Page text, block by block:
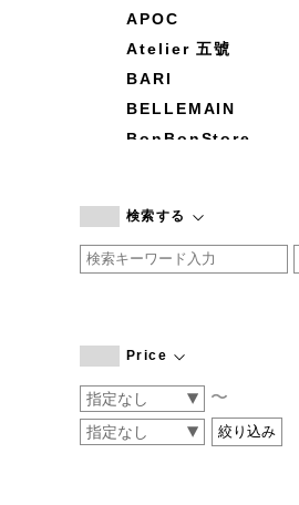
APOC
Atelier 五號
BARI
BELLEMAIN
BonBonStore
by basics
CATWORTH
COGTHEBIGSMOKE
CONVERSE
DEAN & DELUCA
検索する
Price
〜